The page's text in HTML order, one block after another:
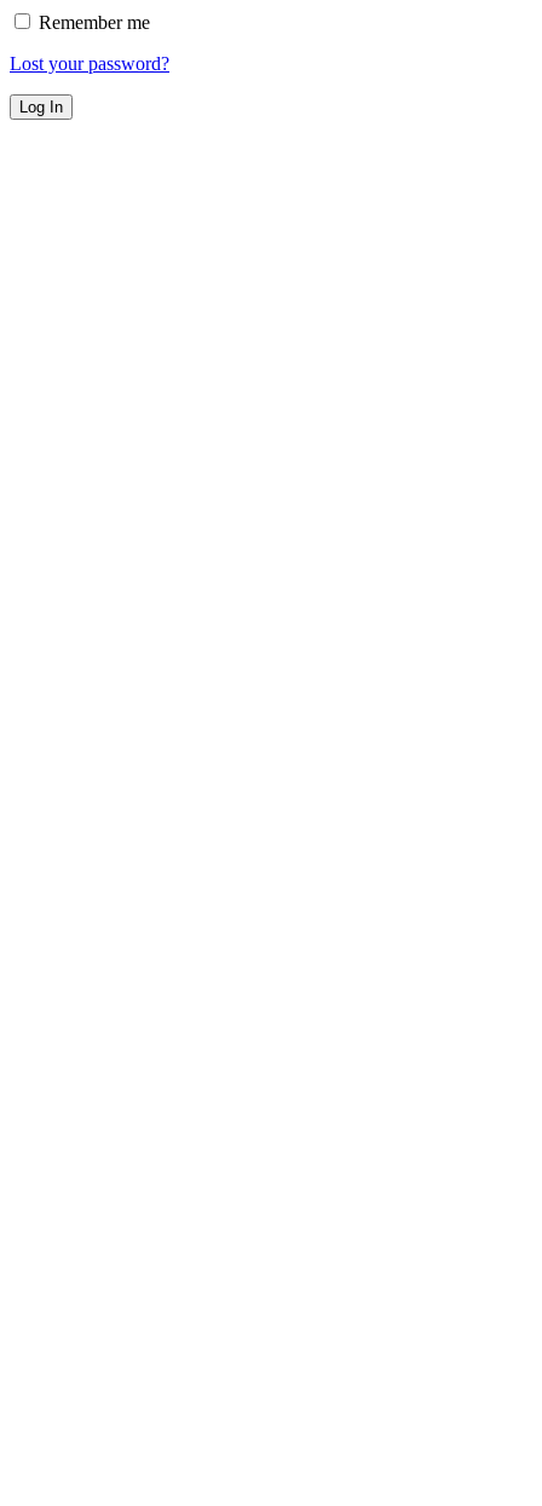
Remember me
Lost your password?